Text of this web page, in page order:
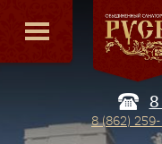
8 (862)